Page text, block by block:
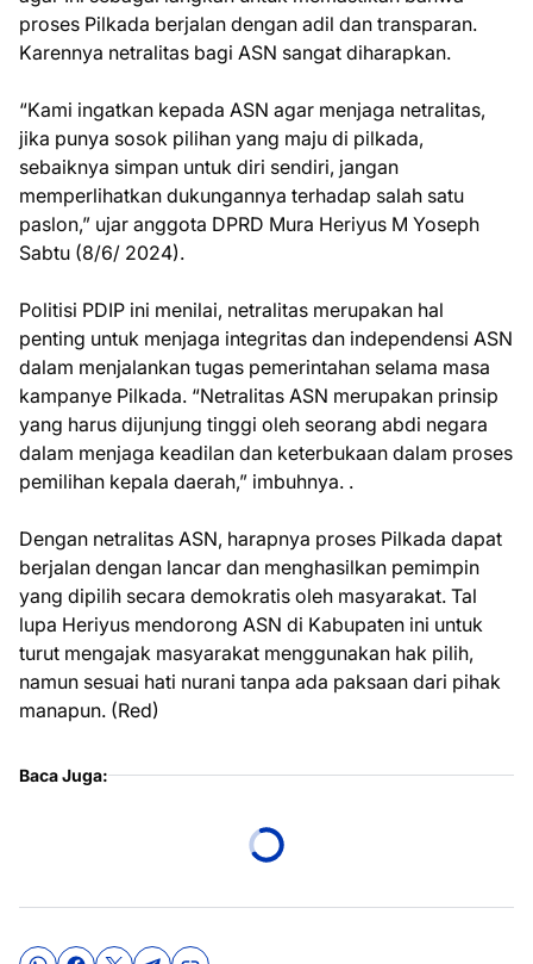
proses Pilkada berjalan dengan adil dan transparan.
Karennya netralitas bagi ASN sangat diharapkan.
“Kami ingatkan kepada ASN agar menjaga netralitas,
jika punya sosok pilihan yang maju di pilkada,
sebaiknya simpan untuk diri sendiri, jangan
memperlihatkan dukungannya terhadap salah satu
paslon,” ujar anggota DPRD Mura Heriyus M Yoseph
Sabtu (8/6/ 2024).
Politisi PDIP ini menilai, netralitas merupakan hal
penting untuk menjaga integritas dan independensi ASN
dalam menjalankan tugas pemerintahan selama masa
kampanye Pilkada. “Netralitas ASN merupakan prinsip
yang harus dijunjung tinggi oleh seorang abdi negara
dalam menjaga keadilan dan keterbukaan dalam proses
pemilihan kepala daerah,” imbuhnya. .
Dengan netralitas ASN, harapnya proses Pilkada dapat
berjalan dengan lancar dan menghasilkan pemimpin
yang dipilih secara demokratis oleh masyarakat. Tal
lupa Heriyus mendorong ASN di Kabupaten ini untuk
turut mengajak masyarakat menggunakan hak pilih,
namun sesuai hati nurani tanpa ada paksaan dari pihak
manapun. (Red)
Baca Juga: